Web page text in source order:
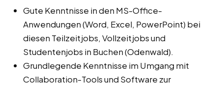
Gute Kenntnisse in den MS-Office-
Anwendungen (Word, Excel, PowerPoint) bei
diesen Teilzeitjobs, Vollzeitjobs und
Studentenjobs in Buchen (Odenwald).
Grundlegende Kenntnisse im Umgang mit
Collaboration-Tools und Software zur